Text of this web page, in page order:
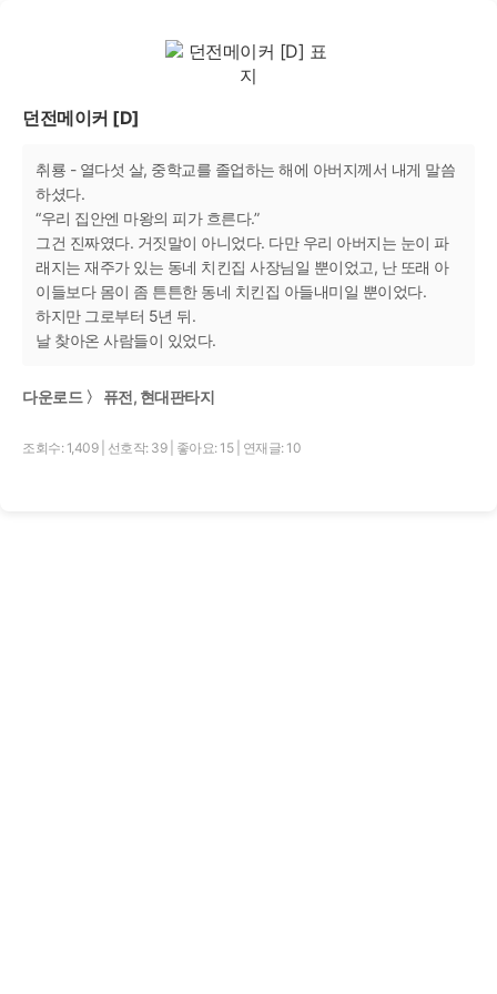
던전메이커 [D]
취룡 - 열다섯 살, 중학교를 졸업하는 해에 아버지께서 내게 말씀
하셨다.
“우리 집안엔 마왕의 피가 흐른다.”
그건 진짜였다. 거짓말이 아니었다. 다만 우리 아버지는 눈이 파
래지는 재주가 있는 동네 치킨집 사장님일 뿐이었고, 난 또래 아
이들보다 몸이 좀 튼튼한 동네 치킨집 아들내미일 뿐이었다.
하지만 그로부터 5년 뒤.
날 찾아온 사람들이 있었다.
다운로드 〉 퓨전, 현대판타지
조회수: 1,409 선호작: 39 좋아요: 15 연재글: 10